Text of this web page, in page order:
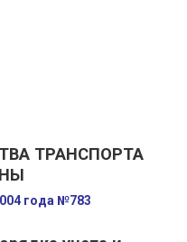
ТРАНСПОРТА
года №783